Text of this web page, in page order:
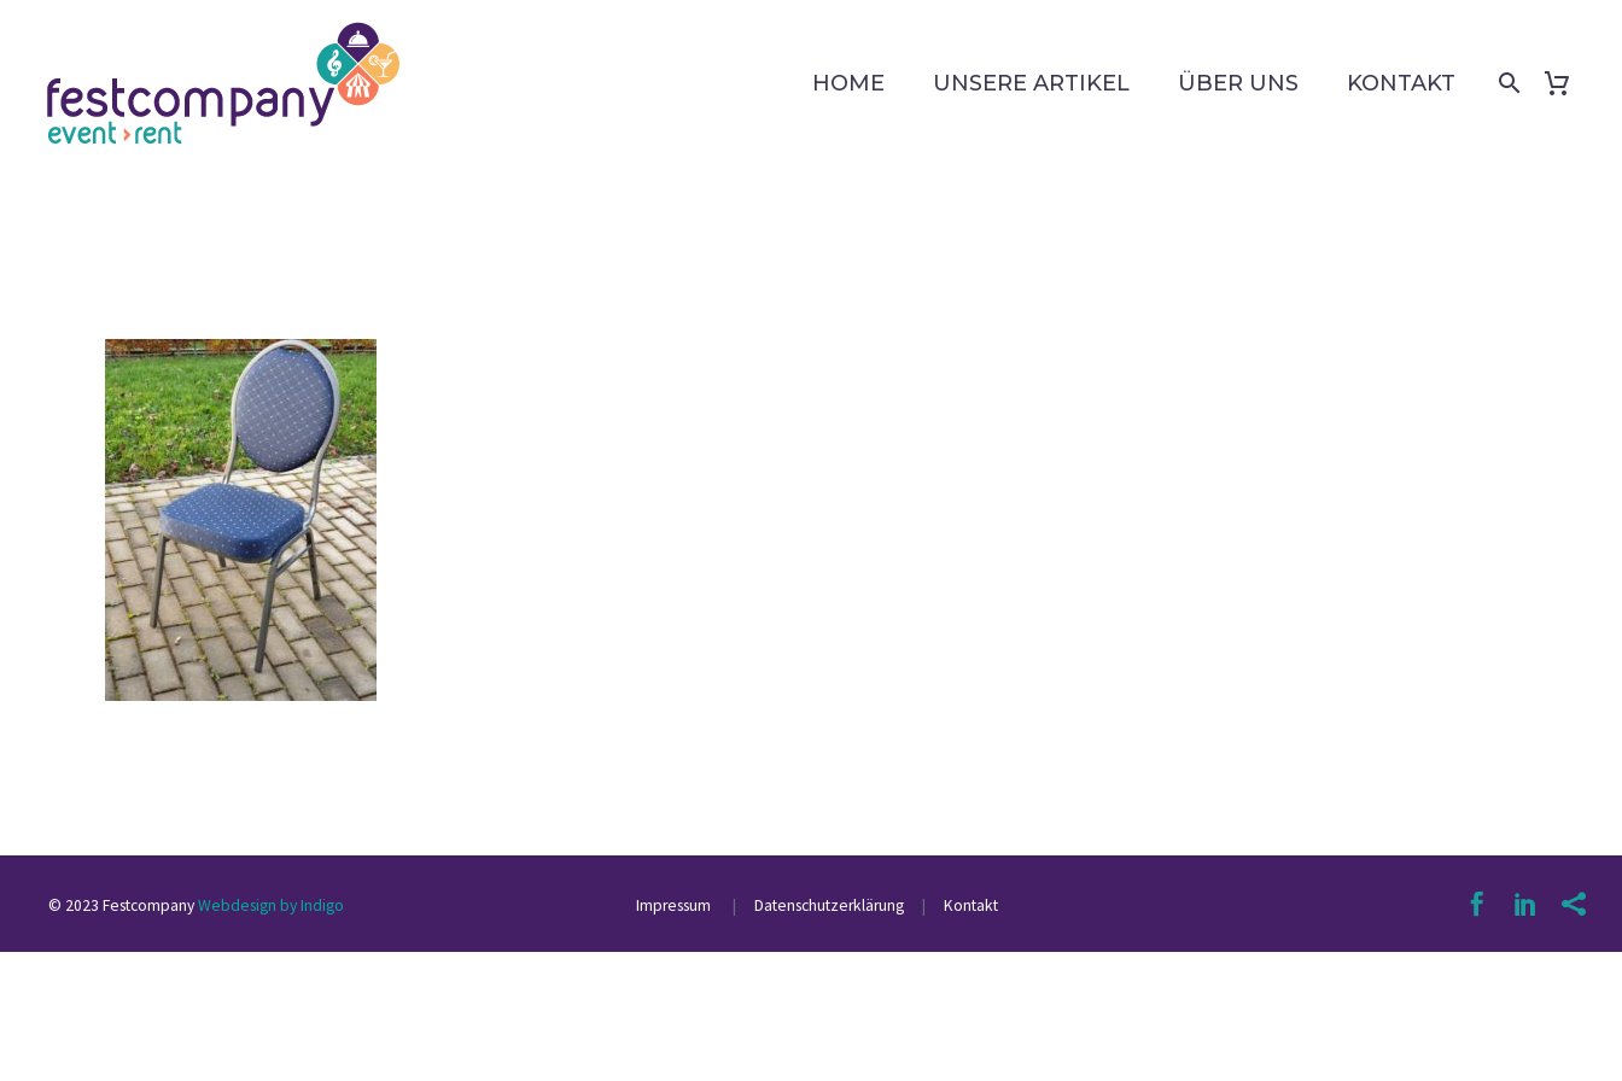
HOME UNSERE ARTIKEL ÜBER UNS KONTAKT
© 2023 FestcompanyWebdesign by Indigo Impressum | Datenschutzerklärung | Kontakt